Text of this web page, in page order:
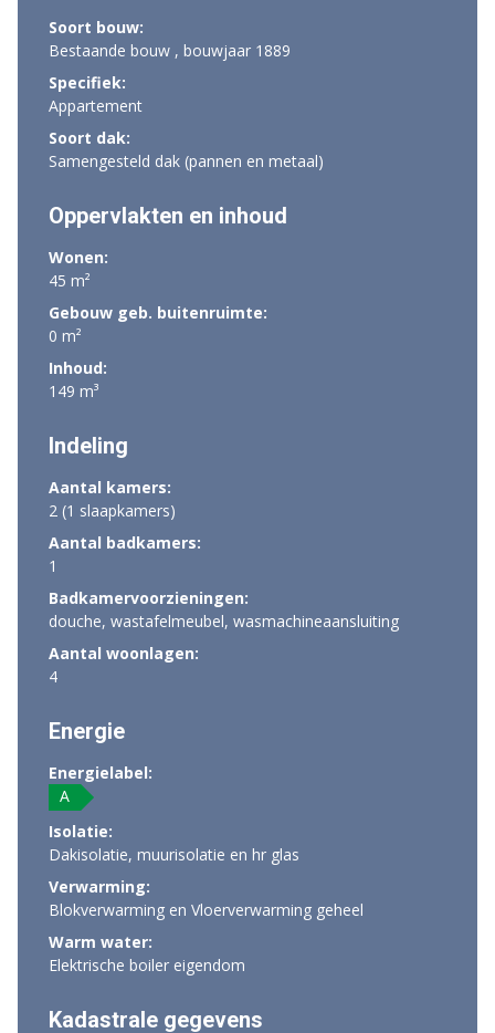
Soort bouw:
Bestaande bouw , bouwjaar 1889
Specifiek:
Appartement
Soort dak:
Samengesteld dak (pannen en metaal)
Oppervlakten en inhoud
Wonen:
45 m²
Gebouw geb. buitenruimte:
0 m²
Inhoud:
149 m³
Indeling
Aantal kamers:
2 (1 slaapkamers)
Aantal badkamers:
1
Badkamervoorzieningen:
douche, wastafelmeubel, wasmachineaansluiting
Aantal woonlagen:
4
Energie
Energielabel:
A
Isolatie:
Dakisolatie, muurisolatie en hr glas
Verwarming:
Blokverwarming en Vloerverwarming geheel
Warm water:
Elektrische boiler eigendom
Kadastrale gegevens